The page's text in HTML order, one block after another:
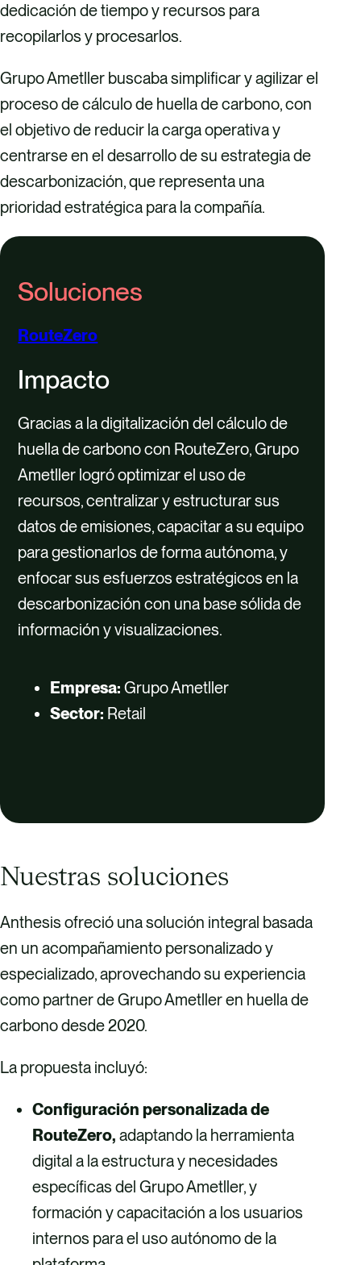
dedicación de tiempo y recursos para
recopilarlos y procesarlos.
Grupo Ametller buscaba simplificar y agilizar el
proceso de cálculo de huella de carbono, con
el objetivo de reducir la carga operativa y
centrarse en el desarrollo de su estrategia de
descarbonización, que representa una
prioridad estratégica para la compañía.
Soluciones
RouteZero
Impacto
Gracias a la digitalización del cálculo de
huella de carbono con RouteZero, Grupo
Ametller logró optimizar el uso de
recursos, centralizar y estructurar sus
datos de emisiones, capacitar a su equipo
para gestionarlos de forma autónoma, y
enfocar sus esfuerzos estratégicos en la
descarbonización con una base sólida de
información y visualizaciones.
Empresa: Grupo Ametller
Sector: Retail
Nuestras soluciones
Anthesis ofreció una solución integral basada
en un acompañamiento personalizado y
especializado, aprovechando su experiencia
como partner de Grupo Ametller en huella de
carbono desde 2020.
La propuesta incluyó:
Configuración personalizada de
RouteZero, adaptando la herramienta
digital a la estructura y necesidades
específicas del Grupo Ametller, y
formación y capacitación a los usuarios
internos para el uso autónomo de la